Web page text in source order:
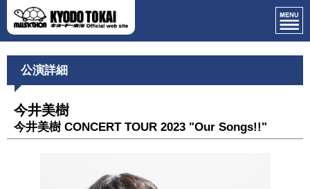
公演詳細
今井美樹
今井美樹 CONCERT TOUR 2023 "Our Songs!!"